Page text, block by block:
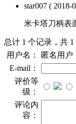
star007 ( 2018-
米卡塔刀柄表
总计 1 个记录，共 1
用户名：
匿名用户
E-mail：
评价等
级：
评论内
容：